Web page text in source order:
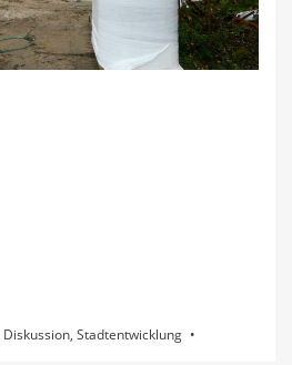
Diskussion, Stadtentwicklung